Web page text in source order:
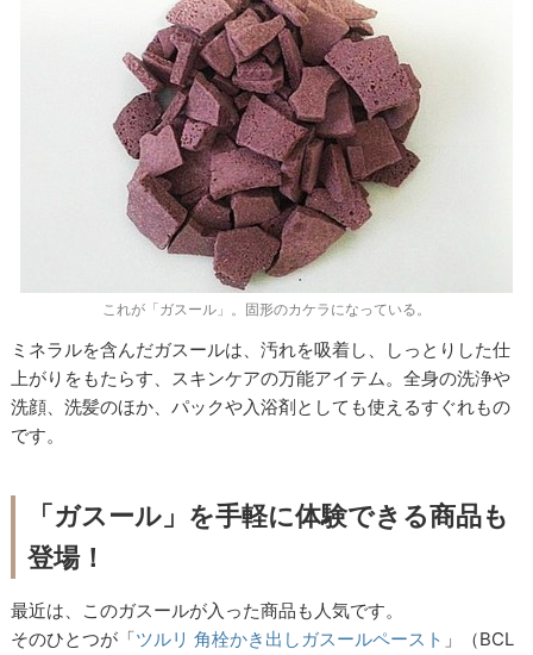
これが「ガスール」。固形のカケラになっている。
ミネラルを含んだガスールは、汚れを吸着し、しっとりした仕
上がりをもたらす、スキンケアの万能アイテム。全身の洗浄や
洗顔、洗髪のほか、パックや入浴剤としても使えるすぐれもの
です。
「ガスール」を手軽に体験できる商品も
登場！
最近は、このガスールが入った商品も人気です。
そのひとつが「ツルリ 角栓かき出しガスールペースト 」（BCL